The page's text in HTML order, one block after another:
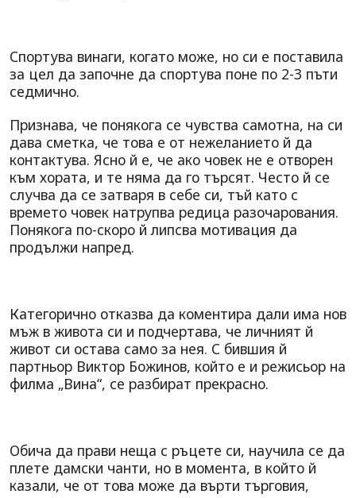
Спортува винаги, когато може, но си е поставила
за цел да започне да спортува поне по 2-3 пъти
седмично.
Признава, че понякога се чувства самотна, на си
дава сметка, че това е от нежеланието й да
контактува. Ясно й е, че ако човек не е отворен
към хората, и те няма да го търсят. Често й се
случва да се затваря в себе си, тъй като с
времето човек натрупва редица разочарования.
Понякога по-скоро й липсва мотивация да
продължи напред.
Категорично отказва да коментира дали има нов
мъж в живота си и подчертава, че личният й
живот си остава само за нея. С бившия й
партньор Виктор Божинов, който е и режисьор на
филма „Вина“, се разбират прекрасно.
Обича да прави неща с ръцете си, научила се да
плете дамски чанти, но в момента, в който й
казали, че от това може да върти търговия,